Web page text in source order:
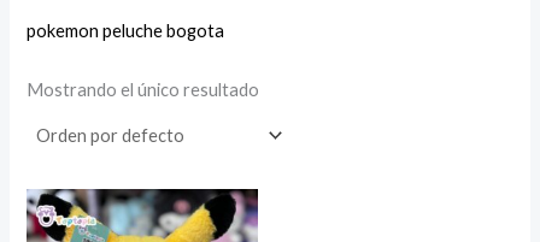
pokemon peluche bogota
Mostrando el único resultado